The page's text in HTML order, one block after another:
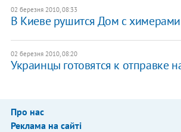
02 березня 2010, 08:33
В Киеве рушится Дом с химерами
02 березня 2010, 08:20
Украинцы готовятся к отправке
Про нас
Реклама на сайті